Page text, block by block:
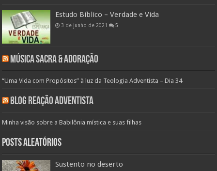
Estudo Bíblico – Verdade e Vida
3 de junho de 2021 5
Música Sacra & Adoração
“Uma Vida com Propósitos” à luz da Teologia Adventista – Dia 34
Blog Reação Adventista
Minha visão sobre a Babilônia mística e suas filhas
Posts aleatórios
Sustento no deserto